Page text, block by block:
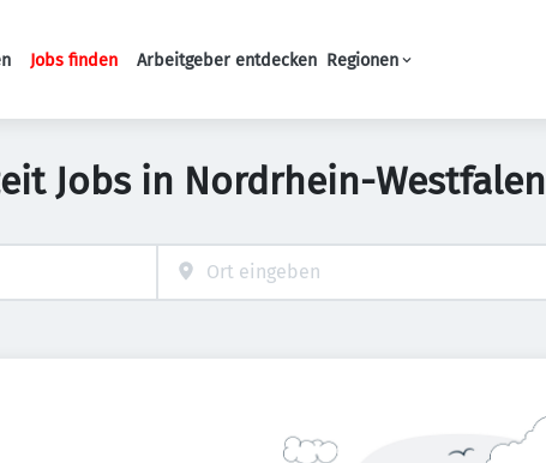
Haupt-Navigation
Jobs finden Arbeitgeber entdecken Regionen
Jobs in Nordrhein-Westfalen